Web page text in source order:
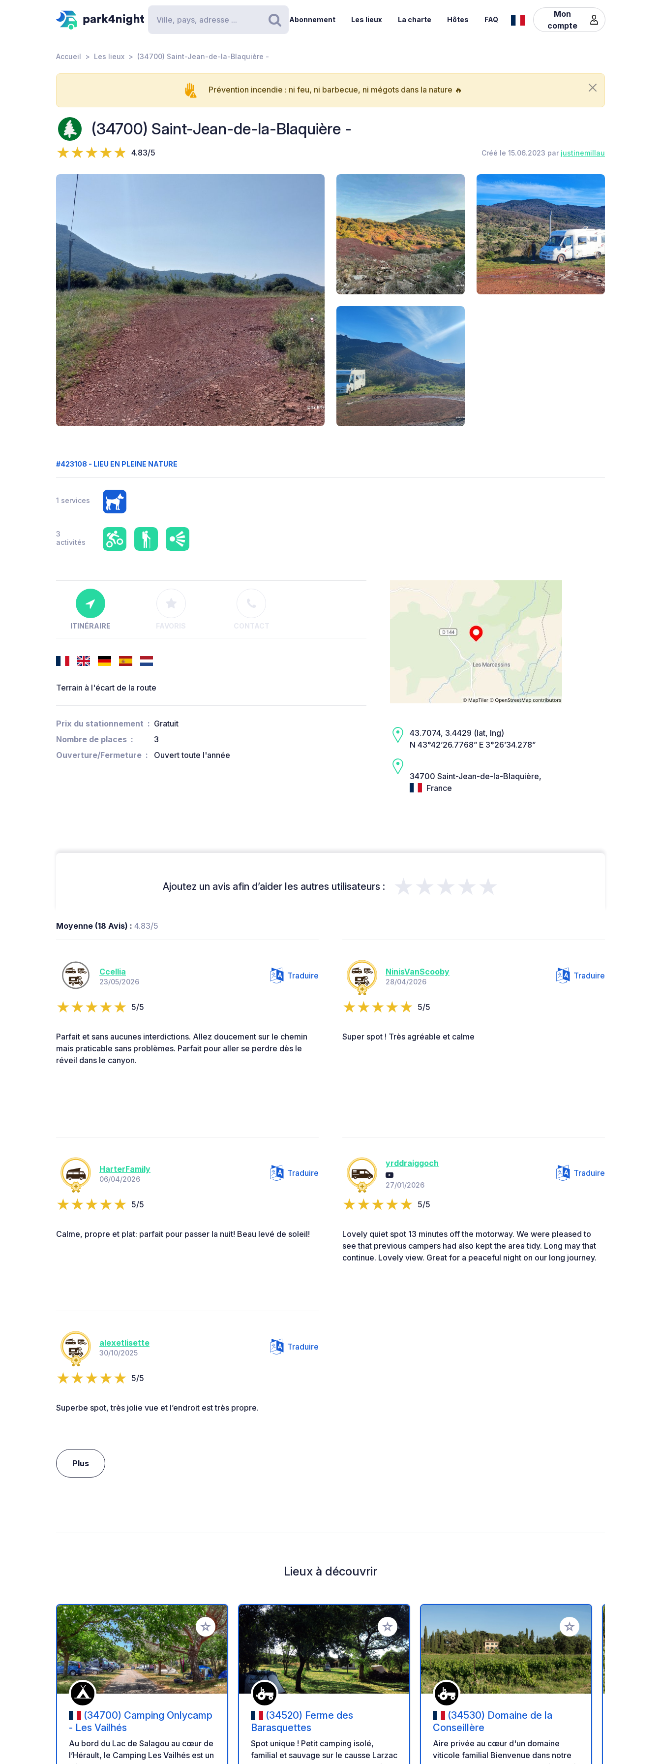
Rechercher
Abonnement Les lieux La charte Hôtes FAQ
Mon
compte
Accueil Les lieux (34700) Saint-Jean-de-la-Blaquière -
Prévention incendie : ni feu, ni barbecue, ni mégots dans la nature 🔥
(34700) Saint-Jean-de-la-Blaquière -
4.83/5 Créé le 15.06.2023 par justinemillau
#423108 - LIEU EN PLEINE NATURE
1 services
3
activités
ITINÉRAIRE FAVORIS CONTACT
Terrain à l'écart de la route
Prix du stationnement
Gratuit
Nombre de places
3
Ouverture/Fermeture
Ouvert toute l'année
43.7074, 3.4429 (lat, lng)
N 43°42’26.7768” E 3°26’34.278”
34700 Saint-Jean-de-la-Blaquière,
France
Ajoutez un avis afin d’aider les autres utilisateurs : ★★★★★
Moyenne (18 Avis) : 4.83/5
Ccellia
23/05/2026
Traduire
5/5
Parfait et sans aucunes interdictions. Allez doucement sur le chemin
mais praticable sans problèmes. Parfait pour aller se perdre dès le
réveil dans le canyon.
NinisVanScooby
28/04/2026
Traduire
5/5
Super spot ! Très agréable et calme
HarterFamily
06/04/2026
Traduire
5/5
Calme, propre et plat: parfait pour passer la nuit! Beau levé de soleil!
yrddraiggoch
27/01/2026
Traduire
5/5
Lovely quiet spot 13 minutes off the motorway. We were pleased to
see that previous campers had also kept the area tidy. Long may that
continue. Lovely view. Great for a peaceful night on our long journey.
alexetlisette
30/10/2025
Traduire
5/5
Superbe spot, très jolie vue et l’endroit est très propre.
Plus
Lieux à découvrir
Ajouter à vos favoris
(34700) Camping Onlycamp
- Les Vailhés
Au bord du Lac de Salagou au cœur de
l’Hérault, le Camping Les Vailhés est un
Ajouter à vos favoris
(34520) Ferme des
Barasquettes
Spot unique ! Petit camping isolé,
familial et sauvage sur le causse Larzac
Ajouter à vos favoris
(34530) Domaine de la
Conseillère
Aire privée au cœur d'un domaine
viticole familial Bienvenue dans notre